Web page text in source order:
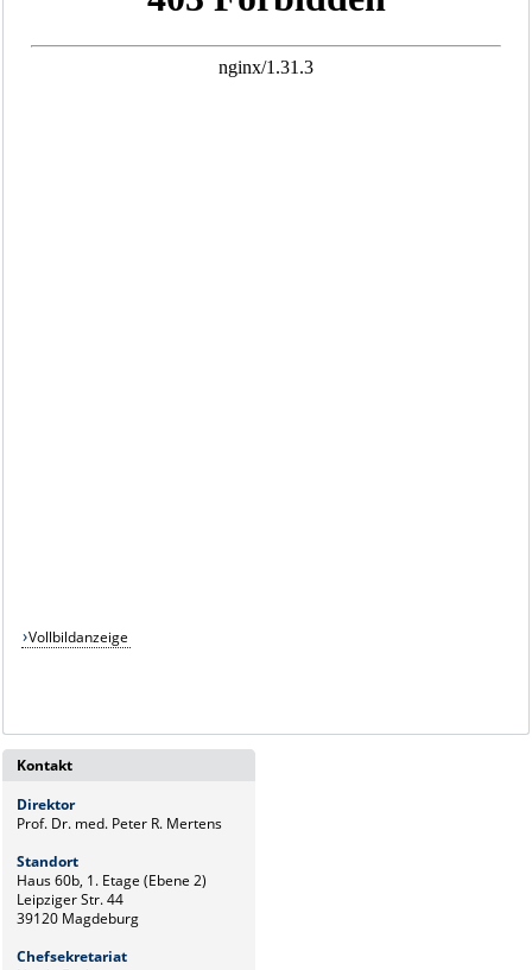
Vollbildanzeige
Kontakt
Direktor
Prof. Dr. med. Peter R. Mertens
Standort
Haus 60b, 1. Etage (Ebene 2)
Leipziger Str. 44
39120 Magdeburg
Chefsekretariat